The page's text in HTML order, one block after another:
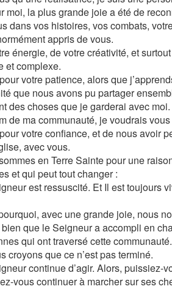
moi, la plus grande joie a été de
dans vos histoires, vos combats,
appris de vous.
énergie, de votre créativité, et
et complexe.
votre patience, alors que
que nous avons pu partager
des choses que je garderai avec moi.
de ma communauté, je voudrais
votre confiance, et de nous avoir
avec vous.
en Terre Sainte pour une
et qui peut tout changer :
est ressuscité. Et Il est toujours
avec une grande joie, nous
que le Seigneur a accompli en
qui ont traversé cette communauté.
croyons que ce n’est pas terminé.
continue d’agir. Alors, puissiez-
vous continuer à marcher sur ses